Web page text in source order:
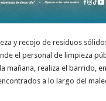
y recojo de residuos
el personal de limpieza
mañana, realiza el barrido,
a lo largo del